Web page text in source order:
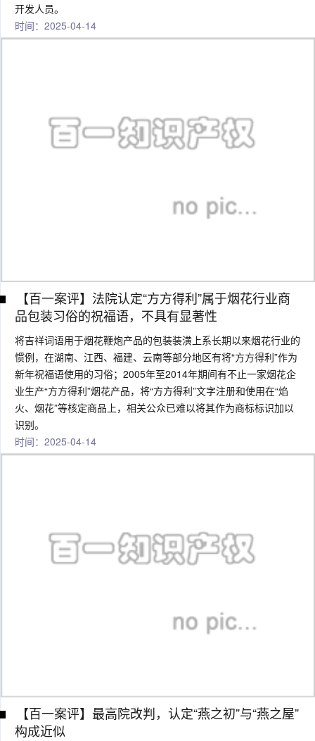
开发人员。
时间：2025-04-14
【百一案评】法院认定“方方得利”属于烟花行业商
品包装习俗的祝福语，不具有显著性
将吉祥词语用于烟花鞭炮产品的包装装潢上系长期以来烟花行业的
惯例，在湖南、江西、福建、云南等部分地区有将“方方得利”作为
新年祝福语使用的习俗；2005年至2014年期间有不止一家烟花企
业生产“方方得利”烟花产品，将“方方得利”文字注册和使用在“焰
火、烟花”等核定商品上，相关公众已难以将其作为商标标识加以
识别。
时间：2025-04-14
【百一案评】最高院改判，认定“燕之初”与“燕之屋”
构成近似